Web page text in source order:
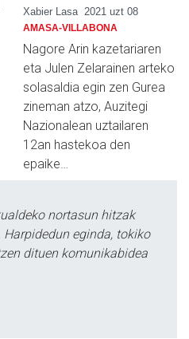
Xabier Lasa 2021 uzt 08
AMASA-VILLABONA
Nagore Arin kazetariaren
eta Julen Zelarainen arteko
solasaldia egin zen Gurea
zineman atzo, Auzitegi
Nazionalean uztailaren
12an hastekoa den
epaike…
nortasun hitzak
eginda, tokiko
dituen komunikabidea